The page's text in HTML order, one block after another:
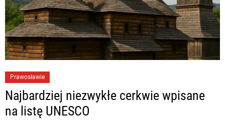
Prawosławie
Najbardziej niezwykłe cerkwie wpisane
na listę UNESCO